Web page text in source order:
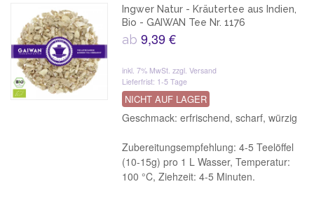
Ingwer Natur - Kräutertee aus Indien,
Bio - GAIWAN Tee Nr. 1176
ab9,39 €
inkl. 7% MwSt.zzgl. Versand
Lieferfrist: 1-5 Tage
NICHT AUF LAGER
Geschmack: erfrischend, scharf, würzig
Zubereitungsempfehlung: 4-5 Teelöffel
(10-15g) pro 1 L Wasser, Temperatur:
100 °C, Ziehzeit: 4-5 Minuten.